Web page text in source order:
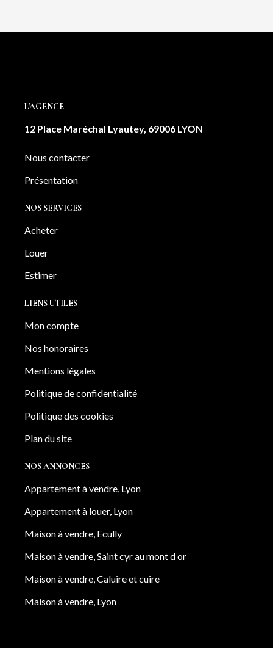
L'AGENCE
12 Place Maréchal Lyautey, 69006 LYON
Nous contacter
Présentation
NOS SERVICES
Acheter
Louer
Estimer
LIENS UTILES
Mon compte
Nos honoraires
Mentions légales
Politique de confidentialité
Politique des cookies
Plan du site
NOS ANNONCES
Appartement à vendre, Lyon
Appartement à louer, Lyon
Maison à vendre, Ecully
Maison à vendre, Saint cyr au mont d or
Maison à vendre, Caluire et cuire
Maison à vendre, Lyon